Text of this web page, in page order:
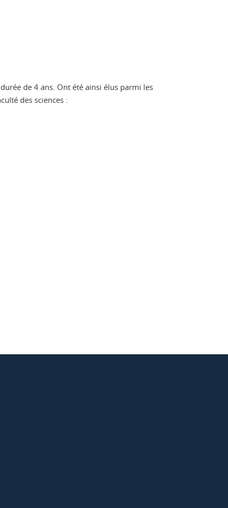
de 4 ans. Ont été ainsi élus parmi les
des sciences :